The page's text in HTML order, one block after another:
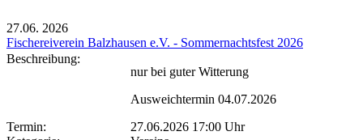
27.06. 2026
Fischereiverein Balzhausen e.V. - Sommernachtsfest 2026
Beschreibung:
nur bei guter Witterung
Ausweichtermin 04.07.2026
Termin:
27.06.2026 17:00 Uhr